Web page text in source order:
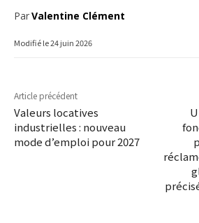
ParValentine Clément
Modifié le24 juin 2026
Article précédent
Valeurs locatives
industrielles : nouveau
mode d’emploi pour 2027